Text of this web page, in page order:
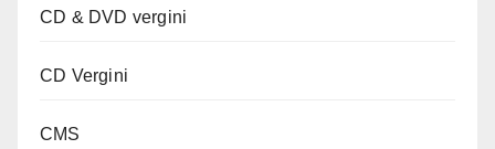
CD & DVD vergini
CD Vergini
CMS